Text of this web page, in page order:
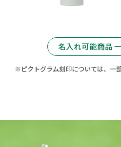
名入れ可能商品
※ピクトグラム刻印については、一